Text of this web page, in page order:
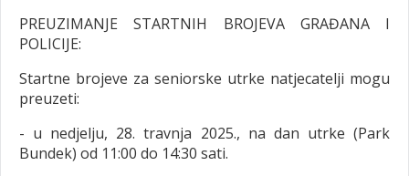
PREUZIMANJE STARTNIH BROJEVA GRAĐANA I
POLICIJE:
Startne brojeve za seniorske utrke natjecatelji mogu
preuzeti:
- u nedjelju, 28. travnja 2025., na dan utrke (Park
Bundek) od 11:00 do 14:30 sati.